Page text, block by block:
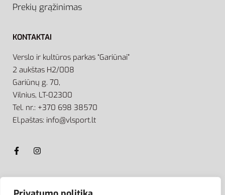
Prekių grąžinimas
KONTAKTAI
Verslo ir kultūros parkas “Gariūnai”
2 aukštas H2/008
Gariūnų g. 70,
Vilnius, LT-02300
Tel. nr.: +370 698 38570
El.paštas: info@vlsport.lt